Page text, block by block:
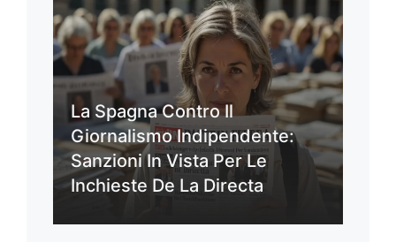
La Spagna Contro Il
Giornalismo Indipendente:
Sanzioni In Vista Per Le
Inchieste De La Directa